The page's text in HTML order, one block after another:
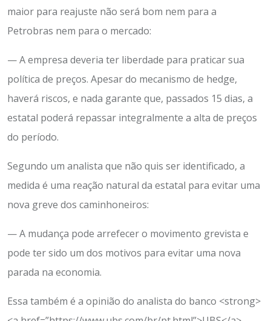
maior para reajuste não será bom nem para a
Petrobras nem para o mercado:
— A empresa deveria ter liberdade para praticar sua
política de preços. Apesar do mecanismo de hedge,
haverá riscos, e nada garante que, passados 15 dias, a
estatal poderá repassar integralmente a alta de preços
do período.
Segundo um analista que não quis ser identificado, a
medida é uma reação natural da estatal para evitar uma
nova greve dos caminhoneiros:
— A mudança pode arrefecer o movimento grevista e
pode ter sido um dos motivos para evitar uma nova
parada na economia.
Essa também é a opinião do analista do banco <strong>